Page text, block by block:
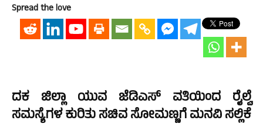
Spread the love
ದಕ ಜಿಲ್ಲಾ ಯುವ ಜೆಡಿಎಸ್ ವತಿಯಿಂದ ರೈಲ್ವೆ
ಸಮಸ್ಯೆಗಳ ಕುರಿತು ಸಚಿವ ಸೋಮಣ್ಣಗೆ ಮನವಿ ಸಲ್ಲಿಕೆ